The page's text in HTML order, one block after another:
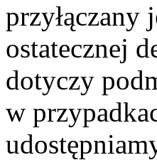
przyłączany
ostatecznej
dotyczy
w